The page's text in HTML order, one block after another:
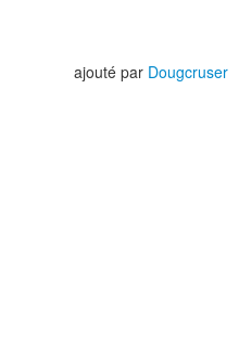
ajouté par Dougcruser